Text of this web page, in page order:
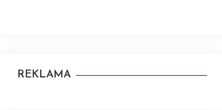
REKLAMA